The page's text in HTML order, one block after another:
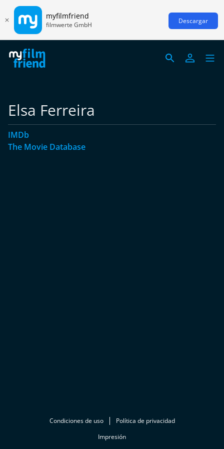
myfilmfriend
filmwerte GmbH Descargar
Elsa Ferreira
IMDb
The Movie Database
Condiciones de uso
Política de privacidad
Impresión